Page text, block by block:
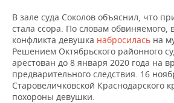
ONLINE-КОНФЕРЕНЦИИ
ОТКРЫТАЯ ЛЕКЦИЯ
ХОККЕЙ
БАСКЕТБОЛ
ВОЛЕЙБОЛ
КИБЕРСПОРТ
ВЛАСТЬ
ИНФРАСТРУКТУРА
ИСТОРИЯ
КУЛЬТУРА
СЮЖЕТЫ
СПРАВОЧНИК
СПИСОК ПЕРСОН
СПИСОК КОМПАНИЙ
ПОЛНАЯ ВЕРСИЯ
В зале суда Соколов объяснил, что
стала ссора. По словам обвиняемого,
конфликта девушка набросилась на
Решением Октябрьского районного
арестован до 8 января 2020 года на
предварительного следствия. 16
Старовеличковской Краснодарского
похороны девушки.